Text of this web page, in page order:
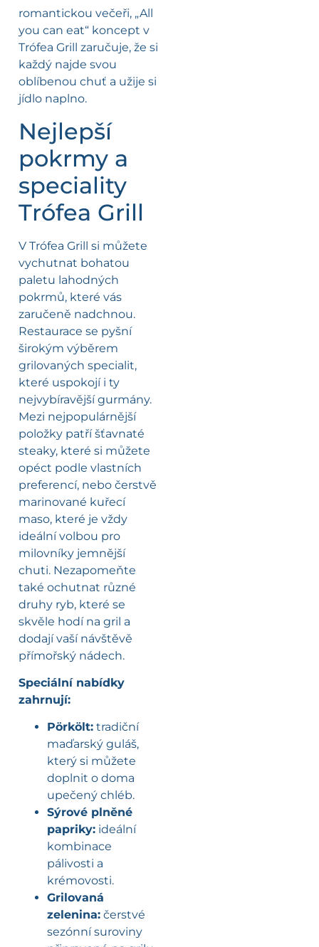
romantickou večeři, „All
you can eat“ koncept v
Trófea Grill zaručuje, že si
každý najde svou
oblíbenou chuť a užije si
jídlo naplno.
Nejlepší
pokrmy a
speciality
Trófea Grill
V Trófea Grill si můžete
vychutnat bohatou
paletu lahodných
pokrmů, které vás
zaručeně nadchnou.
Restaurace se pyšní
širokým výběrem
grilovaných specialit,
které uspokojí i ty
nejvybíravější gurmány.
Mezi nejpopulárnější
položky patří šťavnaté
steaky, které si můžete
opéct podle vlastních
preferencí, nebo čerstvě
marinované kuřecí
maso, které je vždy
ideální volbou pro
milovníky jemnější
chuti. Nezapomeňte
také ochutnat různé
druhy ryb, které se
skvěle hodí na gril a
dodají vaší návštěvě
přímořský nádech.
Speciální nabídky
zahrnují:
Pörkölt: tradiční
maďarský guláš,
který si můžete
doplnit o doma
upečený chléb.
Sýrové plněné
papriky: ideální
kombinace
pálivosti a
krémovosti.
Grilovaná
zelenina: čerstvé
sezónní suroviny